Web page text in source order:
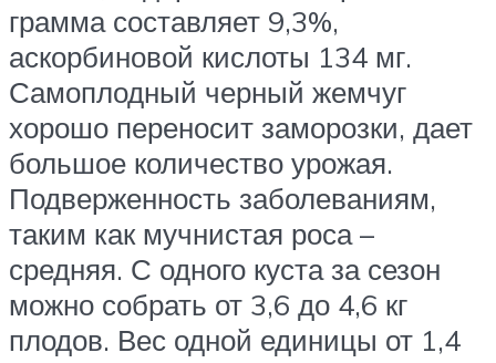
грамма составляет 9,3%,
аскорбиновой кислоты 134 мг.
Самоплодный черный жемчуг
хорошо переносит заморозки, дает
большое количество урожая.
Подверженность заболеваниям,
таким как мучнистая роса –
средняя. С одного куста за сезон
можно собрать от 3,6 до 4,6 кг
плодов. Вес одной единицы от 1,4